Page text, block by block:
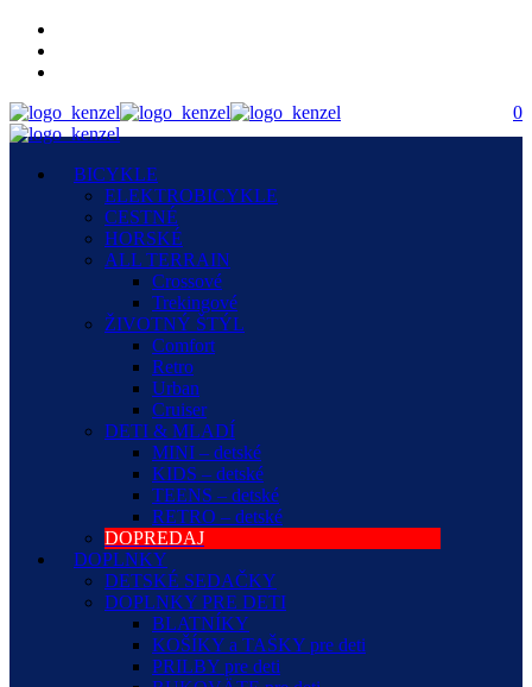
BICYKLE
ELEKTROBICYKLE
CESTNÉ
HORSKÉ
ALL TERRAIN
Crossové
Trekingové
ŽIVOTNÝ ŠTÝL
Comfort
Retro
Urban
Cruiser
DETI & MLADÍ
MINI – detské
KIDS – detské
TEENS – detské
RETRO – detské
DOPREDAJ
DOPLNKY
DETSKÉ SEDAČKY
DOPLNKY PRE DETI
BLATNÍKY
KOŠÍKY a TAŠKY pre deti
PRILBY pre deti
0